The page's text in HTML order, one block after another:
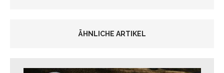
ÄHNLICHE ARTIKEL